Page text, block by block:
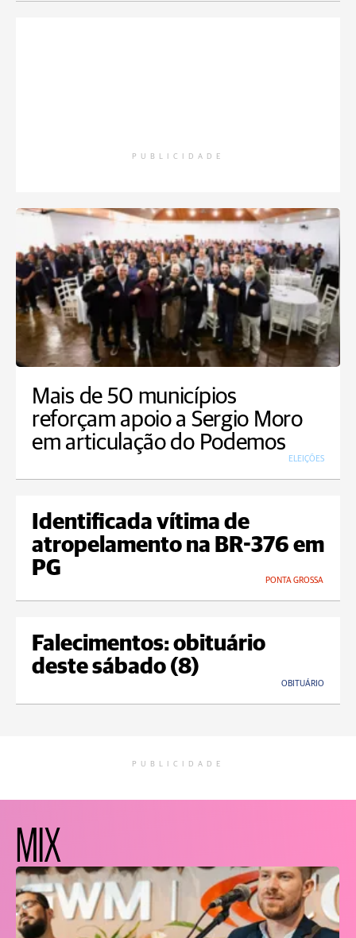
PUBLICIDADE
Mais de 50 municípios
reforçam apoio a Sergio Moro
em articulação do Podemos
ELEIÇÕES
Identificada vítima de
atropelamento na BR-376 em
PG
PONTA GROSSA
Falecimentos: obituário
deste sábado (8)
OBITUÁRIO
PUBLICIDADE
MIX